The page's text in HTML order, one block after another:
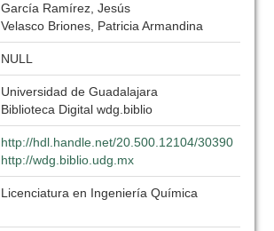
García Ramírez, Jesús
Velasco Briones, Patricia Armandina
NULL
Universidad de Guadalajara
Biblioteca Digital wdg.biblio
http://hdl.handle.net/20.500.12104/30390
http://wdg.biblio.udg.mx
Licenciatura en Ingeniería Química